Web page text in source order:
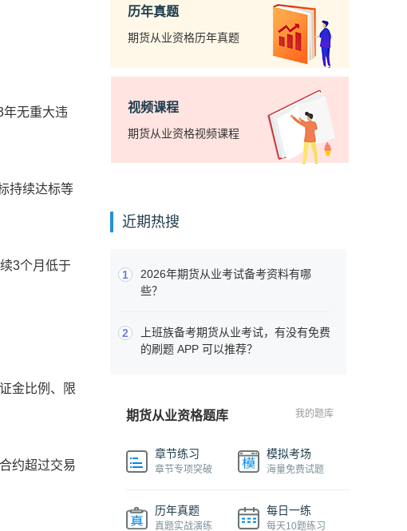
无重大违
持续达标等
3个月低于
金比例、限
约超过交易
历年真题
期货从业资格历年真题
视频课程
期货从业资格视频课程
近期热搜
1
2026年期货从业考试备考资料有哪
些？
2
上班族备考期货从业考试，有没有免费
的刷题 APP 可以推荐？
期货从业资格题库 我的题库
章节练习
章节专项突破
模拟考场
海量免费试题
历年真题
真题实战演练
每日一练
每天10题练习